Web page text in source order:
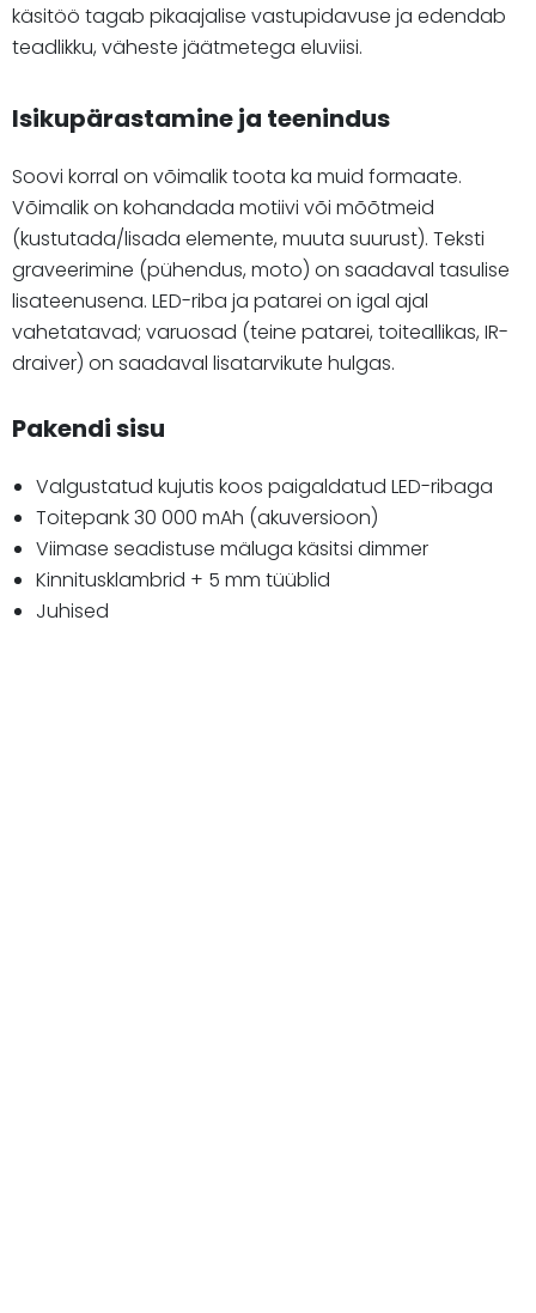
käsitöö tagab pikaajalise vastupidavuse ja edendab
teadlikku, väheste jäätmetega eluviisi.
Isikupärastamine ja teenindus
Soovi korral on võimalik toota ka muid formaate.
Võimalik on kohandada motiivi või mõõtmeid
(kustutada/lisada elemente, muuta suurust). Teksti
graveerimine (pühendus, moto) on saadaval tasulise
lisateenusena. LED-riba ja patarei on igal ajal
vahetatavad; varuosad (teine patarei, toiteallikas, IR-
draiver) on saadaval lisatarvikute hulgas.
Pakendi sisu
Valgustatud kujutis koos paigaldatud LED-ribaga
Toitepank 30 000 mAh (akuversioon)
Viimase seadistuse mäluga käsitsi dimmer
Kinnitusklambrid + 5 mm tüüblid
Juhised